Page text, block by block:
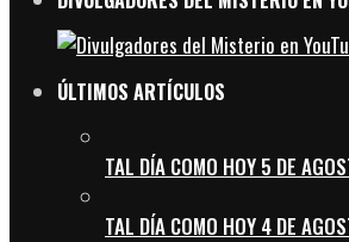
ÚLTIMOS ARTÍCULOS
TAL DÍA COMO HOY 5 DE
TAL DÍA COMO HOY 4 DE